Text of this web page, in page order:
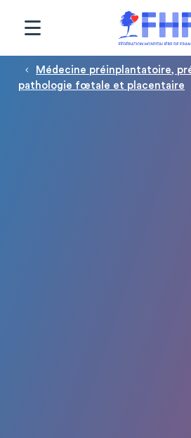
Fil d'Ariane
Médecine préinplantatoire,
pathologie fœtale et placentaire
Panneau de gestion des cookies